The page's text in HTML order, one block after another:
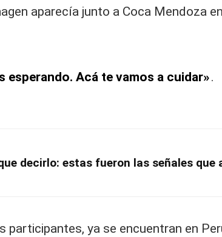
aparecía junto a Coca Mendoza
esperando. Acá te vamos a cuidar».
decirlo: estas fueron las señales
ya se encuentran en